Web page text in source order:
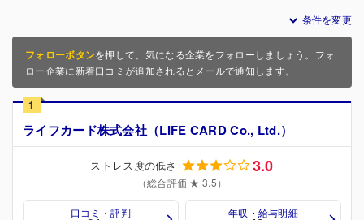
条件を変更
フォローボタンを押して、気になる企業をフォローしましょう。フォ
ロー企業に新着口コミが追加されるとメールで通知します。
1
ライフカード株式会社（LIFE CARD Co., Ltd.）
ストレス度の低さ 3.0
（総合評価 ★ 3.5）
口コミ・評判 年収・給与明細